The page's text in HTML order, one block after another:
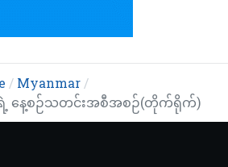
Myanmar
ရဲ့ နေ့စဉ်သတင်းအစီအစဉ်(တိုက်ရိုက်)